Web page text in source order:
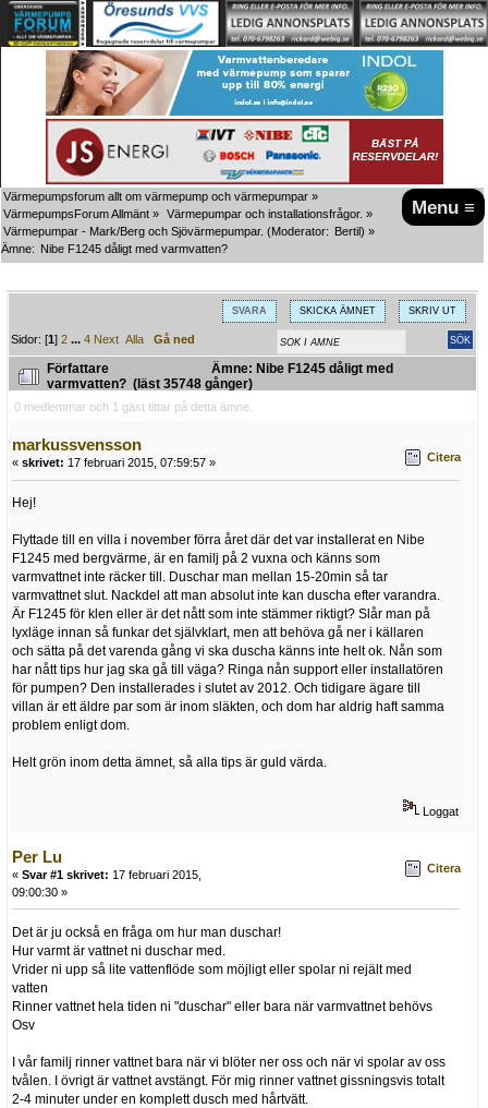
Menu ≡
Värmepumpsforum allt om värmepump och värmepumpar »
VärmepumpsForum Allmänt » Värmepumpar och installationsfrågor. »
Värmepumpar - Mark/Berg och Sjövärmepumpar. (Moderator: Bertil) »
Ämne: Nibe F1245 dåligt med varmvatten?
SVARA SKICKA ÄMNET SKRIV UT
Sidor: [1]2 ...4 Next Alla Gå ned
Författare
Ämne: Nibe F1245 dåligt med
varmvatten? (läst 35748 gånger)
0 medlemmar och 1 gäst tittar på detta ämne.
markussvensson
« skrivet: 17 februari 2015, 07:59:57 » Citera
Hej!
Flyttade till en villa i november förra året där det var installerat en Nibe
F1245 med bergvärme, är en familj på 2 vuxna och känns som
varmvattnet inte räcker till. Duschar man mellan 15-20min så tar
varmvattnet slut. Nackdel att man absolut inte kan duscha efter varandra.
Är F1245 för klen eller är det nått som inte stämmer riktigt? Slår man på
lyxläge innan så funkar det självklart, men att behöva gå ner i källaren
och sätta på det varenda gång vi ska duscha känns inte helt ok. Nån som
har nått tips hur jag ska gå till väga? Ringa nån support eller installatören
för pumpen? Den installerades i slutet av 2012. Och tidigare ägare till
villan är ett äldre par som är inom släkten, och dom har aldrig haft samma
problem enligt dom.
Helt grön inom detta ämnet, så alla tips är guld värda.
Loggat
Per Lu
« Svar #1 skrivet: 17 februari 2015,
09:00:30 »
Citera
Det är ju också en fråga om hur man duschar!
Hur varmt är vattnet ni duschar med.
Vrider ni upp så lite vattenflöde som möjligt eller spolar ni rejält med
vatten
Rinner vattnet hela tiden ni "duschar" eller bara när varmvattnet behövs
Osv
I vår familj rinner vattnet bara när vi blöter ner oss och när vi spolar av oss
tvålen. I övrigt är vattnet avstängt. För mig rinner vattnet gissningsvis totalt
2-4 minuter under en komplett dusch med hårtvätt.